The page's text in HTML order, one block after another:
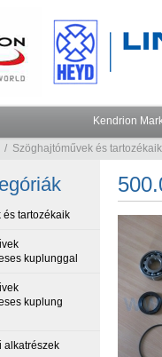
Kendrion
/ Szöghajtóművek és tartozékaik
tartozékaik
kuplunggal
kuplung
alkatrészek